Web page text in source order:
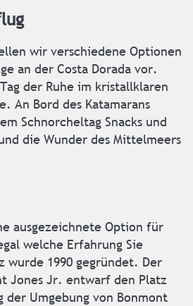
wir verschiedene Optionen
an der Costa Dorada vor.
der Ruhe im kristallklaren
An Bord des Katamarans
Schnorcheltag Snacks und
die Wunder des Mittelmeers
ausgezeichnete Option für
welche Erfahrung Sie
wurde 1990 gegründet. Der
Jones Jr. entwarf den Platz
Umgebung von Bonmont